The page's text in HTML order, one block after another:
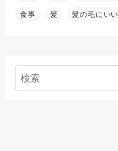
食事 髪 髪の毛にい